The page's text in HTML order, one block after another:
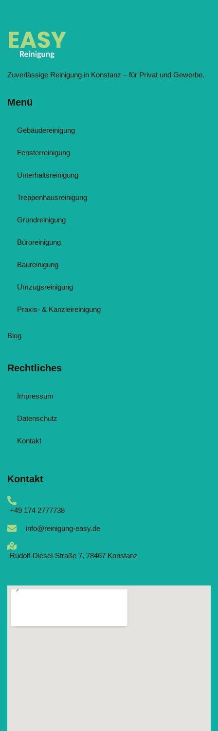
Zuverlässige Reinigung in Konstanz – für Privat und Gewerbe.
Menü
Gebäudereinigung
Fensterreinigung
Unterhaltsreinigung
Treppenhausreinigung
Grundreinigung
Büroreinigung
Baureinigung
Umzugsreinigung
Praxis- & Kanzleireinigung
Blog
Rechtliches
Impressum
Datenschutz
Kontakt
Kontakt
‪+49 174 2777738
info@reinigung-easy.de
Rudolf-Diesel-Straße 7, 78467 Konstanz